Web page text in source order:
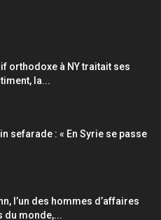
orthodoxe à NY traitait ses
la...
sefarade : « En Syrie se passe
l’un des hommes d’affaires
du monde,...